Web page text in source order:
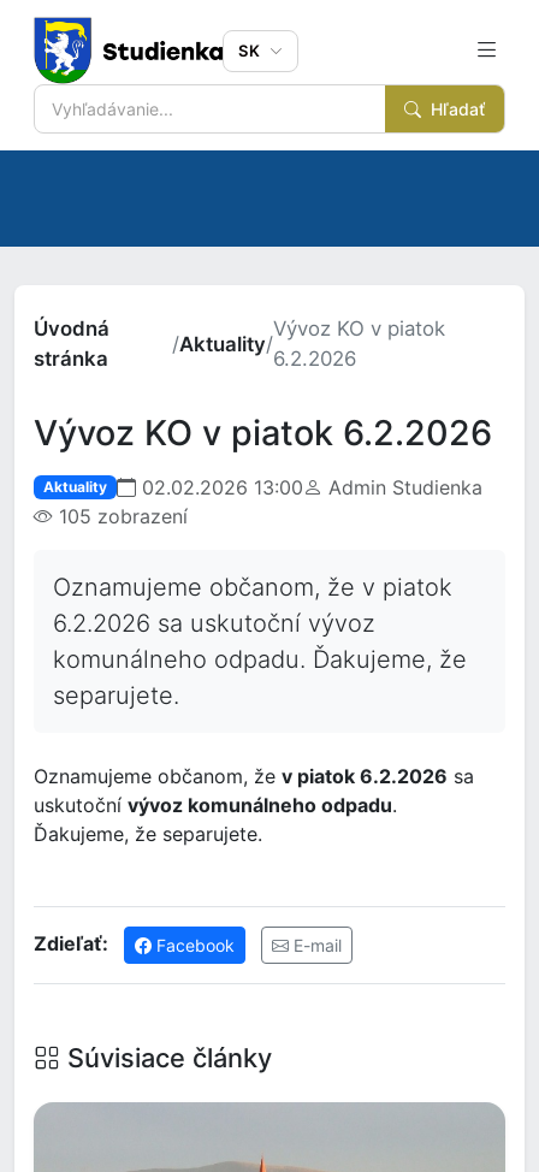
Hľadať
SK
Úvodná
stránka
/Aktuality/
Vývoz KO v piatok
6.2.2026
Vývoz KO v piatok 6.2.2026
Aktuality 02.02.2026 13:00
Admin Studienka
105 zobrazení
Oznamujeme občanom, že v piatok
6.2.2026 sa uskutoční vývoz
komunálneho odpadu. Ďakujeme, že
separujete.
Oznamujeme občanom, že v piatok 6.2.2026 sa
uskutoční vývoz komunálneho odpadu.
Ďakujeme, že separujete.
Zdieľať: Facebook E-mail
Súvisiace články